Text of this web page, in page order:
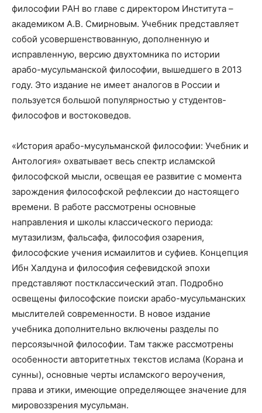
философии РАН во главе с директором Института –
академиком А.В. Смирновым. Учебник представляет
собой усовершенствованную, дополненную и
исправленную, версию двухтомника по истории
арабо-мусульманской философии, вышедшего в 2013
году. Это издание не имеет аналогов в России и
пользуется большой популярностью у студентов-
философов и востоковедов.
«История арабо-мусульманской философии: Учебник и
Антология» охватывает весь спектр исламской
философской мысли, освещая ее развитие с момента
зарождения философской рефлексии до настоящего
времени. В работе рассмотрены основные
направления и школы классического периода:
мутазилизм, фальсафа, философия озарения,
философские учения исмаилитов и суфиев. Концепция
Ибн Халдуна и философия сефевидской эпохи
представляют постклассический этап. Подробно
освещены философские поиски арабо-мусульманских
мыслителей современности. В новое издание
учебника дополнительно включены разделы по
персоязычной философии. Там также рассмотрены
особенности авторитетных текстов ислама (Корана и
сунны), основные черты исламского вероучения,
права и этики, имеющие определяющее значение для
мировоззрения мусульман.